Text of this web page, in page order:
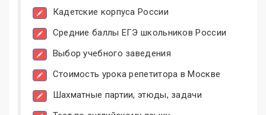
Кадетские корпуса России
Средние баллы ЕГЭ школьников России
Выбор учебного заведения
Стоимость урока репетитора в Москве
Шахматные партии, этюды, задачи